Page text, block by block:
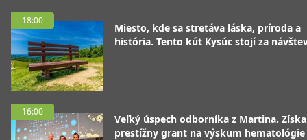
18:00
Miesto, kde sa stretáva láska, príroda a
história. Tento kút Kysúc stojí za
16:00
Veľký úspech odborníka z Martina.
prestížny grant na výskum hematológie